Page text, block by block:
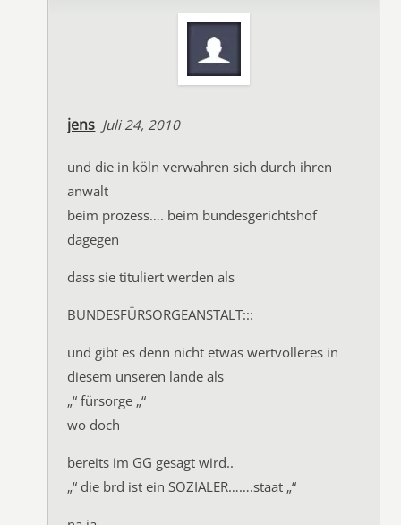
jens Juli 24, 2010
und die in köln verwahren sich durch ihren
anwalt
beim prozess…. beim bundesgerichtshof
dagegen
dass sie tituliert werden als
BUNDESFÜRSORGEANSTALT:::
und gibt es denn nicht etwas wertvolleres in
diesem unseren lande als
„“ fürsorge „“
wo doch
bereits im GG gesagt wird..
„“ die brd ist ein SOZIALER…….staat „“